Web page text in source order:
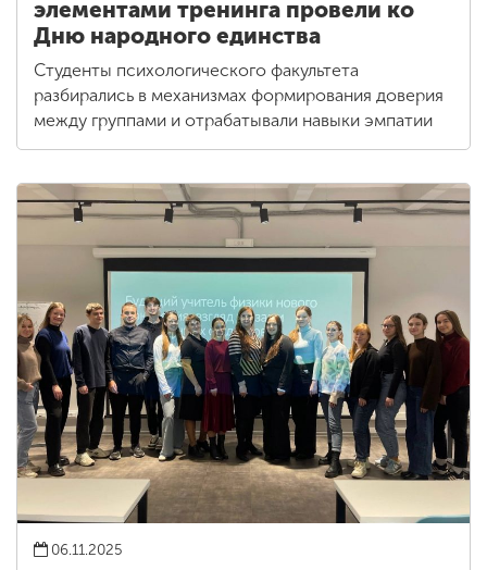
элементами тренинга провели ко
Дню народного единства
Студенты психологического факультета
разбирались в механизмах формирования доверия
между группами и отрабатывали навыки эмпатии
06.11.2025